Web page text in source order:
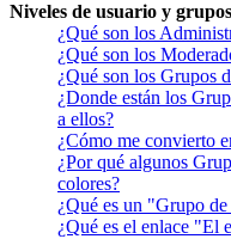
Niveles de usuario y grupos
¿Qué son los
¿Qué son los
¿Qué son los Grupos
¿Donde están los
a ellos?
¿Cómo me convierto
¿Por qué algunos
colores?
¿Qué es un "Grupo
¿Qué es el enlace "El